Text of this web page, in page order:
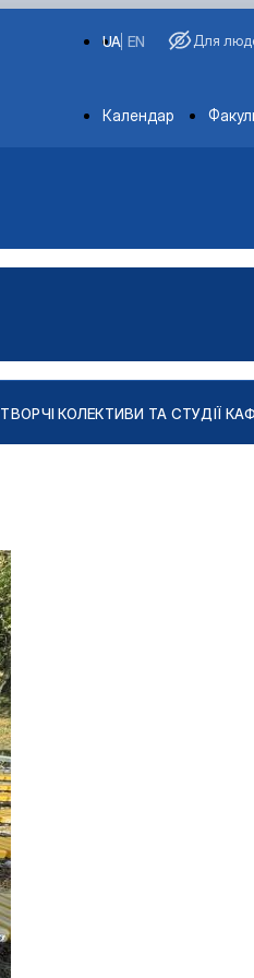
EN
UA Для
Departments
Календар
ТВОРЧІ КОЛЕКТИВИ ТА СТУДІЇ